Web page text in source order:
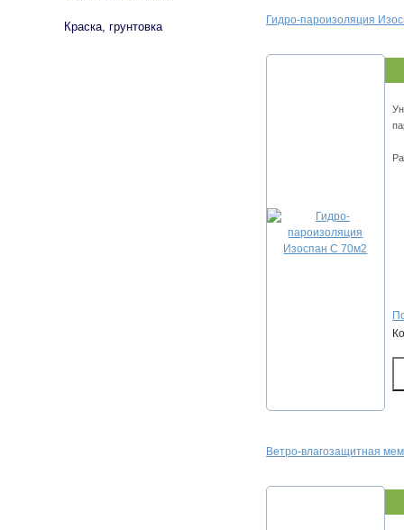
Гидро-пароизоляция
Ветро-влагозащитная
Краска, грунтовка